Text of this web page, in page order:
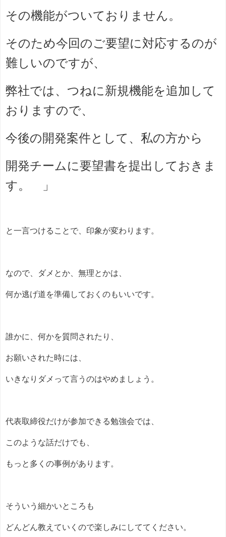
その機能がついておりません。
そのため今回のご要望に対応するのが
難しいのですが、
弊社では、つねに新規機能を追加して
おりますので、
今後の開発案件として、私の方から
開発チームに要望書を提出しておきま
す。 」
と一言つけることで、印象が変わります。
なので、ダメとか、無理とかは、
何か逃げ道を準備しておくのもいいです。
誰かに、何かを質問されたり、
お願いされた時には、
いきなりダメって言うのはやめましょう。
代表取締役だけが参加できる勉強会では、
このような話だけでも、
もっと多くの事例があります。
そういう細かいところも
どんどん教えていくので楽しみにしててください。